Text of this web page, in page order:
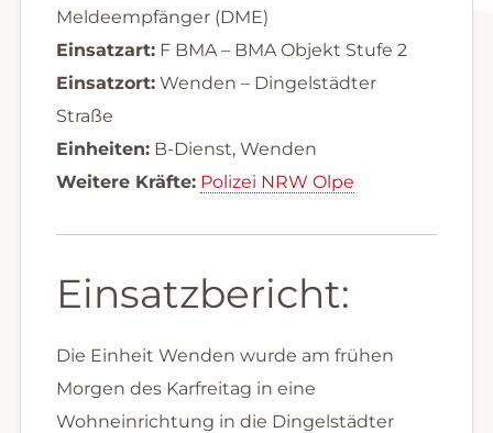
Meldeempfänger (DME)
Einsatzart:F BMA – BMA Objekt Stufe 2
Einsatzort:Wenden – Dingelstädter
Straße
Einheiten:B-Dienst, Wenden
Weitere Kräfte: Polizei NRW Olpe
Einsatzbericht:
Die Einheit Wenden wurde am frühen
Morgen des Karfreitag in eine
Wohneinrichtung in die Dingelstädter